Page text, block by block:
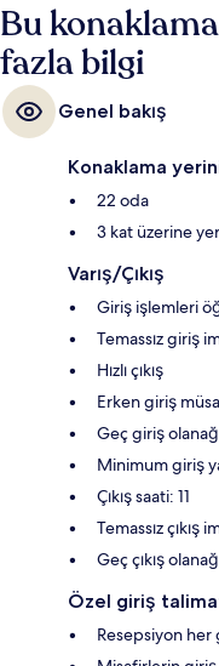
Bu
fazla bilgi
Genel bakış
Konaklama
22 oda
3 kat üzerine
Varış/Çıkış
Giriş işlemleri
Temassız giriş
Hızlı çıkış
Erken giriş
Geç giriş
Minimum giriş
Çıkış saati: 11
Temassız çıkış
Geç çıkış
Özel giriş
Resepsiyon her